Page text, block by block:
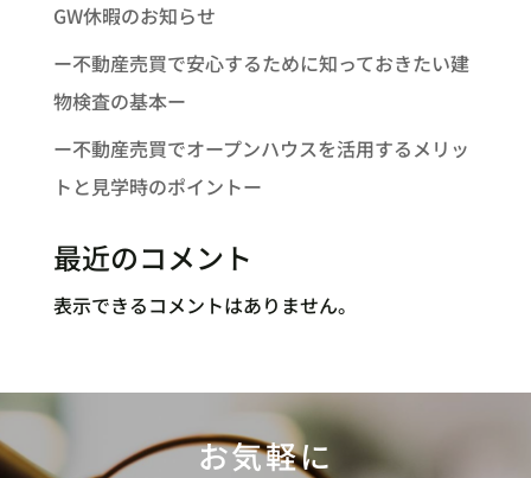
GW休暇のお知らせ
ー不動産売買で安心するために知っておきたい建
物検査の基本ー
ー不動産売買でオープンハウスを活用するメリッ
トと見学時のポイントー
最近のコメント
表示できるコメントはありません。
お気軽に